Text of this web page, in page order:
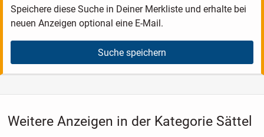
Speichere diese Suche in Deiner Merkliste und erhalte bei
neuen Anzeigen optional eine E-Mail.
Suche speichern
Weitere Anzeigen in der Kategorie Sättel